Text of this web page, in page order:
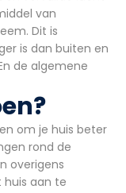
van
Dit is
is dan buiten en
de algemene
om je huis beter
rond de
overigens
aan te